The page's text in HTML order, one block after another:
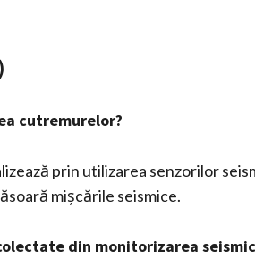
cutremurelor?
prin utilizarea senzorilor
mișcările seismice.
din monitorizarea